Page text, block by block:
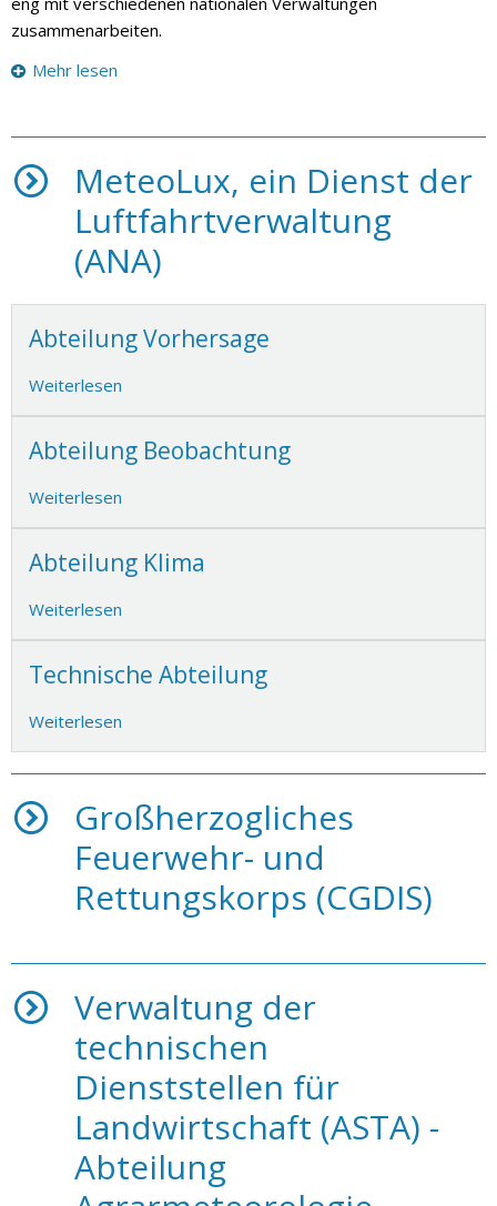
zusammenarbeiten.
Mehr lesen
MeteoLux, ein Dienst der
Luftfahrtverwaltung
(ANA)
Abteilung Vorhersage
Weiterlesen
Abteilung Beobachtung
Weiterlesen
Abteilung Klima
Weiterlesen
Technische Abteilung
Weiterlesen
Großherzogliches
Feuerwehr- und
Rettungskorps (CGDIS)
Verwaltung der
technischen
Dienststellen für
Landwirtschaft (ASTA) -
Abteilung